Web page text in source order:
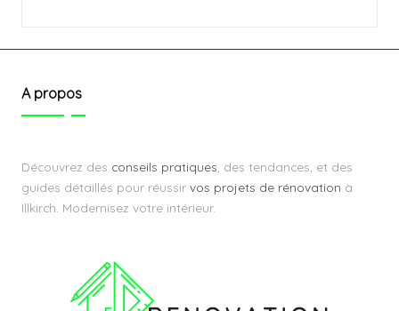
A propos
Découvrez des conseils pratiques , des tendances, et des
guides détaillés pour réussir vos projets de rénovation à
Illkirch. Modernisez votre intérieur.